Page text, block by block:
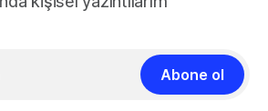
Abone ol